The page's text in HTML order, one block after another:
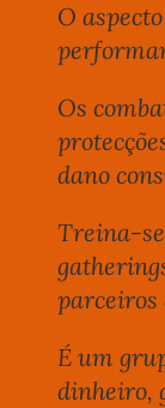
O
Os
dano
Treina-
parceiros
É um
dinheiro,